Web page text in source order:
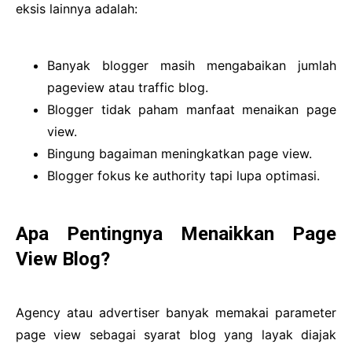
eksis lainnya adalah:
Banyak blogger masih mengabaikan jumlah
pageview atau traffic blog.
Blogger tidak paham manfaat menaikan page
view.
Bingung bagaiman meningkatkan page view.
Blogger fokus ke authority tapi lupa optimasi.
Apa Pentingnya Menaikkan Page
View Blog?
Agency atau advertiser banyak memakai parameter
page view sebagai syarat blog yang layak diajak